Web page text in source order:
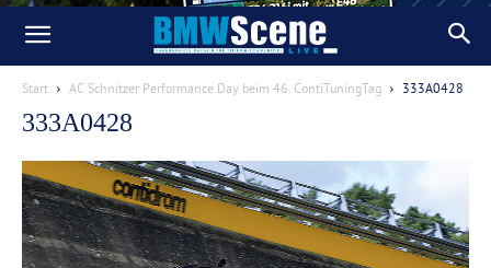
Start AC Schnitzer Performance Day beim 46. ContiTuningTag 333A0428
333A0428